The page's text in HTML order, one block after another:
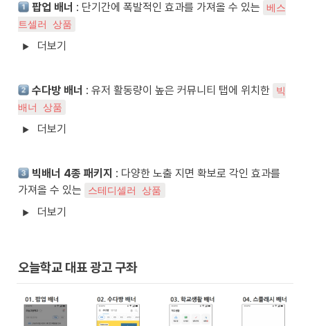
팝업 배너 : 단기간에 폭발적인 효과를 가져올 수 있는
베스
트셀러 상품
더보기
수다방 배너 : 유저 활동량이 높은 커뮤니티 탭에 위치한
빅
배너 상품
더보기
빅배너 4종 패키지 : 다양한 노출 지면 확보로 각인 효과를
가져올 수 있는
스테디셀러 상품
더보기
오늘학교 대표 광고 구좌